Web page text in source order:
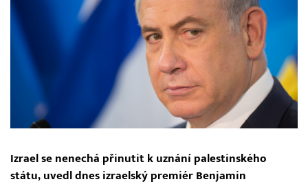
Izrael se nenechá přinutit k uznání palestinského
státu, uvedl dnes izraelský premiér Benjamin